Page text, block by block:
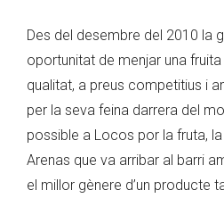
Des del desembre del 2010 la
oportunitat de menjar una
qualitat, a preus competitius i
per la seva feina darrera del
possible a Locos por la fruta,
Arenas que va arribar al barri
el millor gènere d’un producte